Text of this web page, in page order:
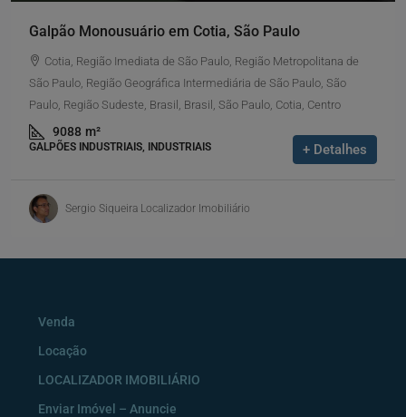
Galpão Monousuário em Cotia, São Paulo
Cotia, Região Imediata de São Paulo, Região Metropolitana de
São Paulo, Região Geográfica Intermediária de São Paulo, São
Paulo, Região Sudeste, Brasil, Brasil, São Paulo, Cotia, Centro
9088 m²
GALPÕES INDUSTRIAIS, INDUSTRIAIS + Detalhes
Sergio Siqueira Localizador Imobiliário
Venda
Locação
LOCALIZADOR IMOBILIÁRIO
Enviar Imóvel – Anuncie